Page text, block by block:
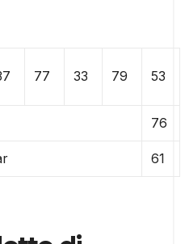
77 33 79 53
76
61